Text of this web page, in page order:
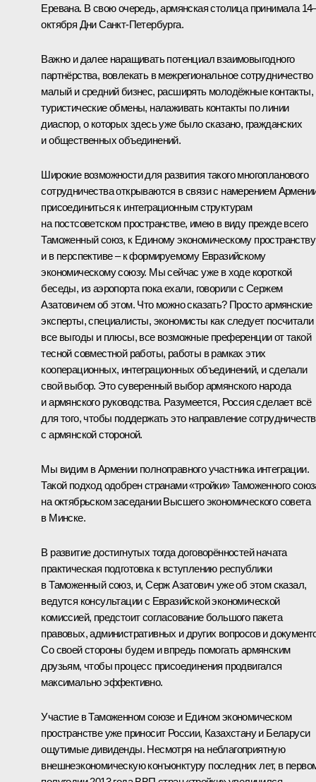
Еревана. В свою очередь, армянская столица принимала
октября Дни Санкт-Петербурга.
Важно и далее наращивать потенциал взаимовыгодного
партнёрства, вовлекать в межрегиональное сотрудничество
малый и средний бизнес, расширять молодёжные контакты,
туристические обмены, налаживать контакты по линии
диаспор, о которых здесь уже было сказано, гражданских
и общественных объединений.
Широкие возможности для развития такого многопланового
сотрудничества открываются в связи с намерением
присоединиться к интеграционным структурам
на постсоветском пространстве, имею в виду прежде всего
Таможенный союз, к Единому экономическому пространству
и в перспективе – к формируемому Евразийскому
экономическому союзу. Мы сейчас уже в ходе короткой
беседы, из аэропорта пока ехали, говорили с Сержем
Азатовичем об этом. Что можно сказать? Просто армянские
эксперты, специалисты, экономисты как следует посчитали
все выгоды и плюсы, все возможные преференции от такой
тесной совместной работы, работы в рамках этих
кооперационных, интеграционных объединений, и сделали
свой выбор. Это суверенный выбор армянского народа
и армянского руководства. Разумеется, Россия сделает всё
для того, чтобы поддержать это направление
с армянской стороной.
Мы видим в Армении полноправного участника интеграции.
Такой подход одобрен странами «тройки» Таможенного
на октябрьском заседании Высшего экономического совета
в Минске.
В развитие достигнутых тогда договорённостей начата
практическая подготовка к вступлению республики
в Таможенный союз, и, Серж Азатович уже об этом сказал,
ведутся консультации с Евразийской экономической
комиссией, предстоит согласование большого пакета
правовых, административных и других вопросов и
Со своей стороны будем и впредь помогать армянским
друзьям, чтобы процесс присоединения продвигался
максимально эффективно.
Участие в Таможенном союзе и Едином экономическом
пространстве уже приносит России, Казахстану и Беларуси
ощутимые дивиденды. Несмотря на неблагоприятную
внешнеэкономическую конъюнктуру последних лет, в